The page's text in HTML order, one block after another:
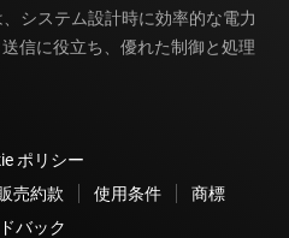
システム設計時に効率的な電力
信に役立ち、優れた制御と処理
ポリシー
売約款 使用条件
商標
バック